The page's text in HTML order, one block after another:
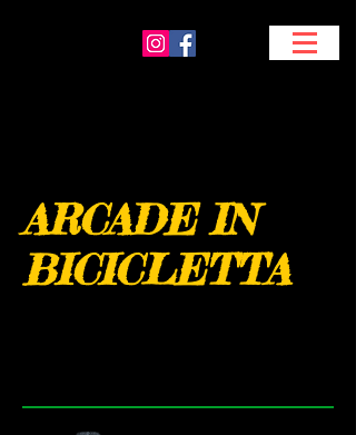
ARCADE IN
BICICLETTA